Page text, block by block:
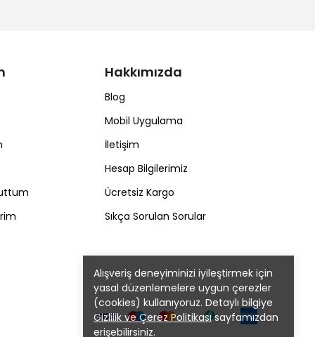
Alışveriş deneyiminizi iyileştirmek için
yasal düzenlemelere uygun çerezler
(cookies) kullanıyoruz. Detaylı bilgiye
Gizlilik ve Çerez Politikasısayfamızdan
erişebilirsiniz.
Hakkımızda
Blog
Mobil Uygulama
İletişim
Hesap Bilgilerimiz
Ücretsiz Kargo
Sıkça Sorulan Sorular